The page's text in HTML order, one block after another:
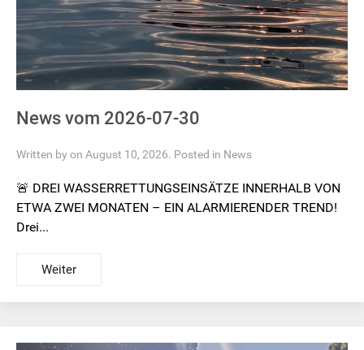
News vom 2026-07-30
Written by on August 10, 2026. Posted in News
🚨 DREI WASSERRETTUNGSEINSÄTZE INNERHALB VON
ETWA ZWEI MONATEN – EIN ALARMIERENDER TREND!
Drei...
Weiter